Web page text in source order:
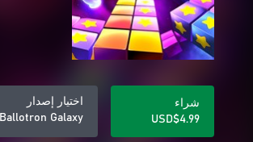
شراء
USD$4.99
اختيار إصدار
Ballotron Galaxy